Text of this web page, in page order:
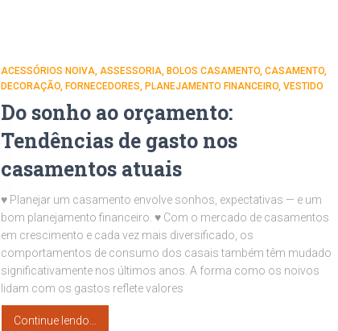
ACESSÓRIOS NOIVA ASSESSORIA BOLOS CASAMENTO CASAMENTO
DECORAÇÃO FORNECEDORES PLANEJAMENTO FINANCEIRO VESTIDO
Do sonho ao orçamento:
Tendências de gasto nos
casamentos atuais
♥ Planejar um casamento envolve sonhos, expectativas — e um
bom planejamento financeiro. ♥ Com o mercado de casamentos
em crescimento e cada vez mais diversificado, os
comportamentos de consumo dos casais também têm mudado
significativamente nos últimos anos. A forma como os noivos
lidam com os gastos reflete valores
Continue lendo…